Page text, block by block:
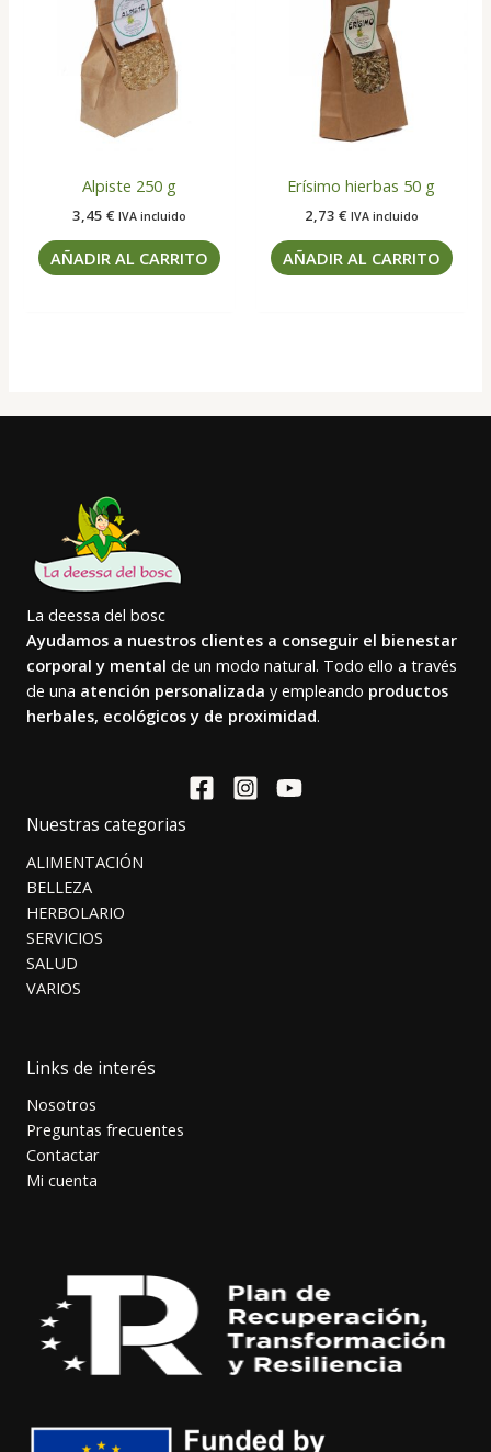
Alpiste 250 g
3,45€ IVA incluido
AÑADIR AL CARRITO
Erísimo hierbas 50 g
2,73 € IVA incluido
AÑADIR AL CARRITO
La deessa del bosc
Ayudamos a nuestros clientes a conseguir el bienestar
corporal y mental de un modo natural. Todo ello a través
de una atención personalizada y empleando productos
herbales, ecológicos y de proximidad.
Nuestras categorias
ALIMENTACIÓN
BELLEZA
HERBOLARIO
SERVICIOS
SALUD
VARIOS
Links de interés
Nosotros
Preguntas frecuentes
Contactar
Mi cuenta